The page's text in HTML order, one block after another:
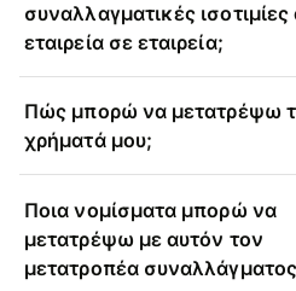
συναλλαγματικές
εταιρεία σε εταιρεία;
Πώς μπορώ να μετατρέψω
χρήματά μου;
Ποια νομίσματα μπορώ να
μετατρέψω με αυτόν τον
μετατροπέα